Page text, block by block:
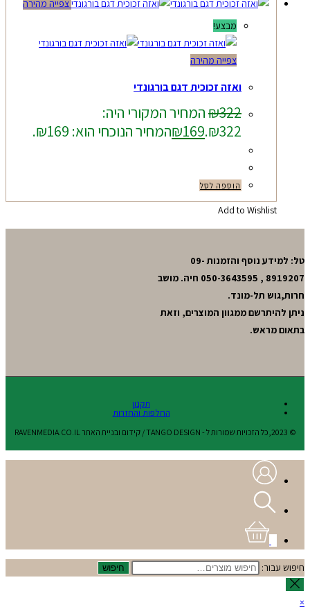
צפייה מהירה
מבצע!
צפייה מהירה
ואזה זכוכית דגם בורגונדי
₪322
המחיר המקורי היה:
₪322.
₪169 המחיר הנוכחי הוא: ₪169.
הוספה לסל
Add to Wishlist
טל: למידע נוסף והזמנות 09-
8919207 , 050-3643595 חיה. מושב
חרות,גוש תל-מונד.
ניתן להיתרשם ממגוון המוצרים, וזאת
בתאום מראש.
תקנון
החלפות והחזרות
© 2023,כל הזכויות שמורות ל - TANGO DESIGN / קידום ובניית האתר RAVENMEDIA.CO.IL
חיפוש עבור: חיפוש
×